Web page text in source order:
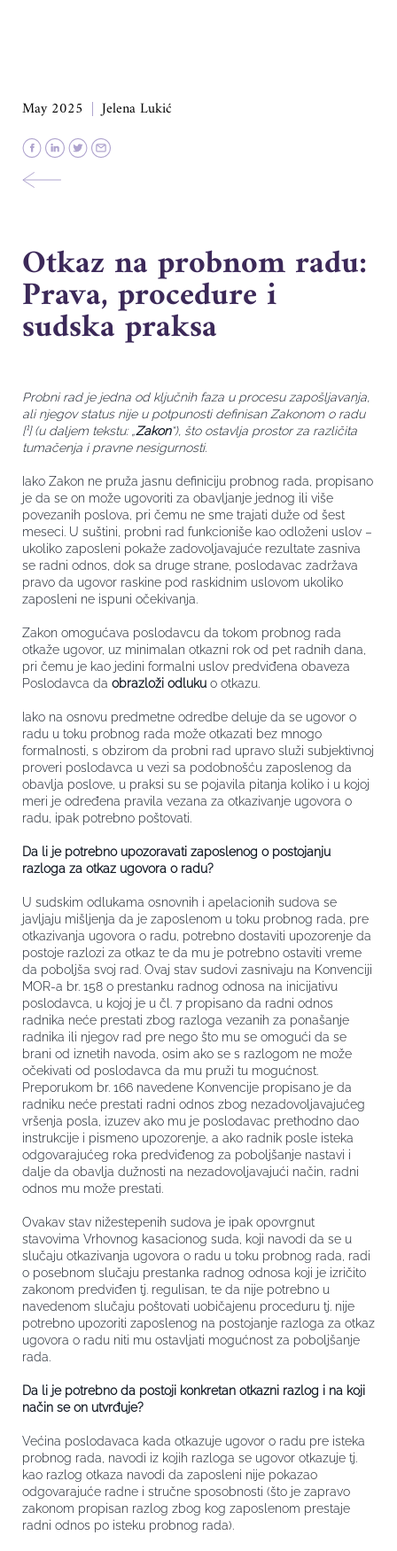
May 2025 Jelena Lukić
Otkaz na probnom radu:
Prava, procedure i
sudska praksa
Probni rad je jedna od ključnih faza u procesu zapošljavanja,
ali njegov status nije u potpunosti definisan Zakonom o radu
[¹](u daljem tekstu: „Zakon“), što ostavlja prostor za različita
tumačenja i pravne nesigurnosti.
Iako Zakon ne pruža jasnu definiciju probnog rada, propisano
je da se on može ugovoriti za obavljanje jednog ili više
povezanih poslova, pri čemu ne sme trajati duže od šest
meseci. U suštini, probni rad funkcioniše kao odloženi uslov –
ukoliko zaposleni pokaže zadovoljavajuće rezultate zasniva
se radni odnos, dok sa druge strane, poslodavac zadržava
pravo da ugovor raskine pod raskidnim uslovom ukoliko
zaposleni ne ispuni očekivanja.
Zakon omogućava poslodavcu da tokom probnog rada
otkaže ugovor, uz minimalan otkazni rok od pet radnih dana,
pri čemu je kao jedini formalni uslov predviđena obaveza
Poslodavca da obrazloži odluku o otkazu.
Iako na osnovu predmetne odredbe deluje da se ugovor o
radu u toku probnog rada može otkazati bez mnogo
formalnosti, s obzirom da probni rad upravo služi subjektivnoj
proveri poslodavca u vezi sa podobnošću zaposlenog da
obavlja poslove, u praksi su se pojavila pitanja koliko i u kojoj
meri je određena pravila vezana za otkazivanje ugovora o
radu, ipak potrebno poštovati.
Da li je potrebno upozoravati zaposlenog o postojanju
razloga za otkaz ugovora o radu?
U sudskim odlukama osnovnih i apelacionih sudova se
javljaju mišljenja da je zaposlenom u toku probnog rada, pre
otkazivanja ugovora o radu, potrebno dostaviti upozorenje da
postoje razlozi za otkaz te da mu je potrebno ostaviti vreme
da poboljša svoj rad. Ovaj stav sudovi zasnivaju na Konvenciji
MOR-a br. 158 o prestanku radnog odnosa na inicijativu
poslodavca, u kojoj je u čl. 7 propisano da radni odnos
radnika neće prestati zbog razloga vezanih za ponašanje
radnika ili njegov rad pre nego što mu se omogući da se
brani od iznetih navoda, osim ako se s razlogom ne može
očekivati od poslodavca da mu pruži tu mogućnost.
Preporukom br. 166 navedene Konvencije propisano je da
radniku neće prestati radni odnos zbog nezadovoljavajućeg
vršenja posla, izuzev ako mu je poslodavac prethodno dao
instrukcije i pismeno upozorenje, a ako radnik posle isteka
odgovarajućeg roka predviđenog za poboljšanje nastavi i
dalje da obavlja dužnosti na nezadovoljavajući način, radni
odnos mu može prestati.
Ovakav stav nižestepenih sudova je ipak opovrgnut
stavovima Vrhovnog kasacionog suda, koji navodi da se u
slučaju otkazivanja ugovora o radu u toku probnog rada, radi
o posebnom slučaju prestanka radnog odnosa koji je izričito
zakonom predviđen tj. regulisan, te da nije potrebno u
navedenom slučaju poštovati uobičajenu proceduru tj. nije
potrebno upozoriti zaposlenog na postojanje razloga za otkaz
ugovora o radu niti mu ostavljati mogućnost za poboljšanje
rada.
Da li je potrebno da postoji konkretan otkazni razlog i na koji
način se on utvrđuje?
Većina poslodavaca kada otkazuje ugovor o radu pre isteka
probnog rada, navodi iz kojih razloga se ugovor otkazuje tj.
kao razlog otkaza navodi da zaposleni nije pokazao
odgovarajuće radne i stručne sposobnosti (što je zapravo
zakonom propisan razlog zbog kog zaposlenom prestaje
radni odnos po isteku probnog rada).